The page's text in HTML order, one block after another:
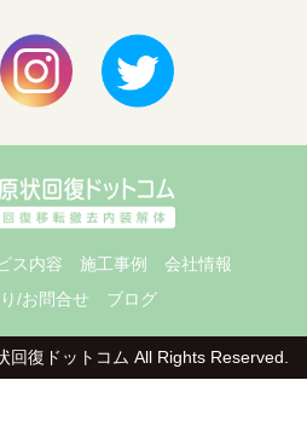
ス内容 施工事例
会社情報
/お問合せ
ブログ
回復ドットコム All Rights Reserved.